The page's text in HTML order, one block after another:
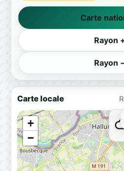
Carte
Rayon
Rayon
Carte locale
+
−